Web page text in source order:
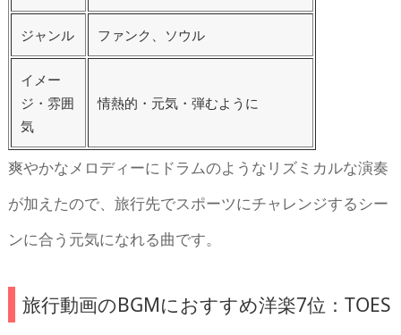
ジャンル ファンク、ソウル
イメー
ジ・雰囲
気
情熱的・元気・弾むように
爽やかなメロディーにドラムのようなリズミカルな演奏
が加えたので、旅行先でスポーツにチャレンジするシー
ンに合う元気になれる曲です。
旅行動画のBGMにおすすめ洋楽7位：TOES